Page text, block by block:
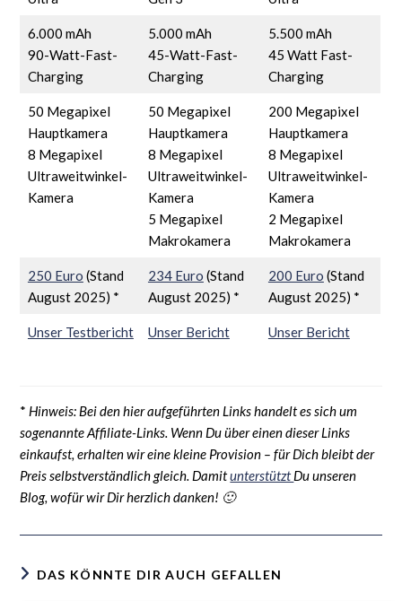
6.000 mAh
90-Watt-Fast-
Charging
5.000 mAh
45-Watt-Fast-
Charging
5.500 mAh
45 Watt Fast-
Charging
50 Megapixel
Hauptkamera
8 Megapixel
Ultraweitwinkel-
Kamera
50 Megapixel
Hauptkamera
8 Megapixel
Ultraweitwinkel-
Kamera
5 Megapixel
Makrokamera
200 Megapixel
Hauptkamera
8 Megapixel
Ultraweitwinkel-
Kamera
2 Megapixel
Makrokamera
250 Euro (Stand
August 2025) *
234 Euro (Stand
August 2025) *
200 Euro (Stand
August 2025) *
Unser Testbericht Unser Bericht Unser Bericht
* Hinweis: Bei den hier aufgeführten Links handelt es sich um
sogenannte Affiliate-Links. Wenn Du über einen dieser Links
einkaufst, erhalten wir eine kleine Provision – für Dich bleibt der
Preis selbstverständlich gleich. DamitunterstütztDu unseren
Blog, wofür wir Dir herzlich danken! 🙂
DAS KÖNNTE DIR AUCH GEFALLEN